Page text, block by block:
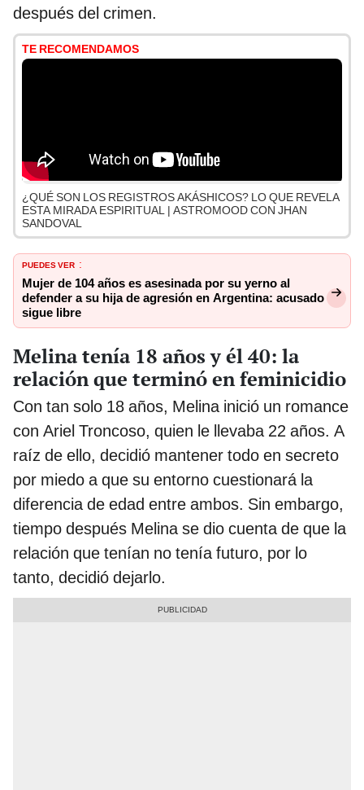
después del crimen.
TE RECOMENDAMOS
¿QUÉ SON LOS REGISTROS AKÁSHICOS? LO QUE REVELA
ESTA MIRADA ESPIRITUAL | ASTROMOOD CON JHAN
SANDOVAL
PUEDES VER :
Mujer de 104 años es asesinada por su yerno al
defender a su hija de agresión en Argentina: acusado
sigue libre
Melina tenía 18 años y él 40: la
relación que terminó en feminicidio
Con tan solo 18 años, Melina inició un romance
con Ariel Troncoso, quien le llevaba 22 años. A
raíz de ello, decidió mantener todo en secreto
por miedo a que su entorno cuestionará la
diferencia de edad entre ambos. Sin embargo,
tiempo después Melina se dio cuenta de que la
relación que tenían no tenía futuro, por lo
tanto, decidió dejarlo.